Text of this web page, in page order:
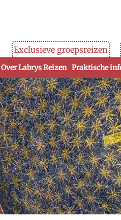
Exclusieve groepsreizen
Over Labrys Reizen Praktische